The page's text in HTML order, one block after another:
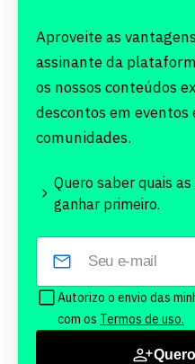
Aproveite as
assinante da
os nossos conteúdos
descontos em eventos
comunidades.
Quero saber quais as
ganhar primeiro.
Autorizo o envio das
com os Termos de uso.